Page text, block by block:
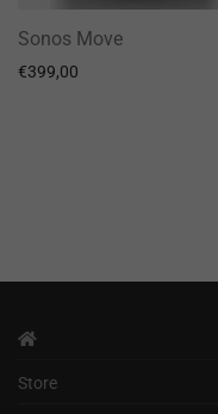
Sonos Move
€399,00
Store